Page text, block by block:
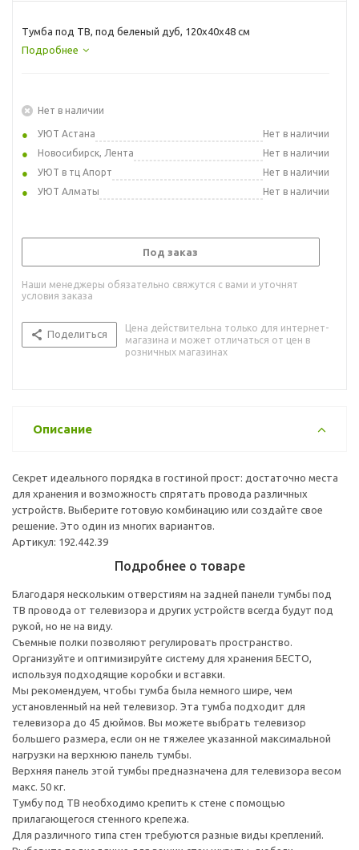
Тумба под ТВ, под беленый дуб, 120x40x48 см
Подробнее
Нет в наличии
УЮТ Астана
Нет в наличии
Новосибирск, Лента
Нет в наличии
УЮТ в тц Апорт
Нет в наличии
УЮТ Алматы
Нет в наличии
Под заказ
Наши менеджеры обязательно свяжутся с вами и уточнят
условия заказа
Поделиться
Цена действительна только для интернет-
магазина и может отличаться от цен в
розничных магазинах
Описание
Секрет идеального порядка в гостиной прост: достаточно места
для хранения и возможность спрятать провода различных
устройств. Выберите готовую комбинацию или создайте свое
решение. Это один из многих вариантов.
Артикул: 192.442.39
Подробнее о товаре
Благодаря нескольким отверстиям на задней панели тумбы под
ТВ провода от телевизора и других устройств всегда будут под
рукой, но не на виду.
Съемные полки позволяют регулировать пространство.
Организуйте и оптимизируйте систему для хранения БЕСТО,
используя подходящие коробки и вставки.
Мы рекомендуем, чтобы тумба была немного шире, чем
установленный на ней телевизор. Эта тумба подходит для
телевизора до 45 дюймов. Вы можете выбрать телевизор
большего размера, если он не тяжелее указанной максимальной
нагрузки на верхнюю панель тумбы.
Верхняя панель этой тумбы предназначена для телевизора весом
макс. 50 кг.
Тумбу под ТВ необходимо крепить к стене с помощью
прилагающегося стенного крепежа.
Для различного типа стен требуются разные виды креплений.